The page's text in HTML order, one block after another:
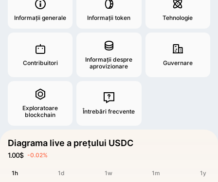
Informații generale Informații token Tehnologie
Contribuitori
Informații despre
aprovizionare
Guvernare
Exploratoare
blockchain
Întrebări frecvente
Diagrama live a prețului USDC
1.00$ -0.02%
1h 1d 1w 1m 1y